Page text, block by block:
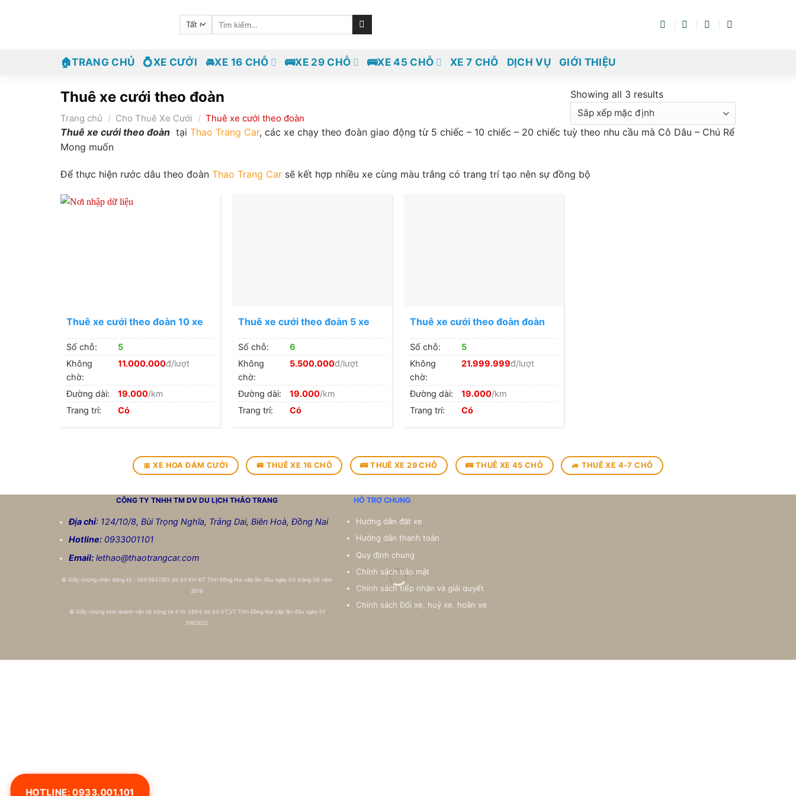
Tìm
🏠TRANG CHỦ 💍XE CƯỚI 🚘XE 16 CHỖ 🚌XE 29 CHỖ 🚌XE 45 CHỖ XE 7 CHỖ DỊCH VỤ GIỚI THIỆU
Thuê xe cưới theo đoàn
Trang chủ / Cho Thuê Xe Cưới / Thuê xe cưới theo đoàn
Showing all 3 results
Thuê xe cưới theo đoàn tại Thao Trang Car, các xe chạy theo đoàn giao động từ 5 chiếc – 10 chiếc – 20 chiếc tuỳ theo nhu cầu mà Cô Dâu – Chú Rể
Mong muốn
Để thực hiện rước dâu theo đoàn Thao Trang Car sẽ kết hợp nhiều xe cùng màu trắng có trang trí tạo nên sự đồng bộ
Thuê xe cưới theo đoàn 10 xe
Số chỗ:
5
Không
chờ:
11.000.000đ/lượt
Đường dài: 19.000/km
Trang trí:
Có
Thuê xe cưới theo đoàn 5 xe
Số chỗ:
6
Không
chờ:
5.500.000đ/lượt
Đường dài: 19.000/km
Trang trí:
Có
Thuê xe cưới theo đoàn đoàn
Số chỗ:
5
Không
chờ:
21.999.999đ/lượt
Đường dài: 19.000/km
Trang trí:
Có
🎀 XE HOA ĐÁM CƯỚI 🚐 THUÊ XE 16 CHỖ 🚌 THUÊ XE 29 CHỖ 🚌 THUÊ XE 45 CHỖ 🚙 THUÊ XE 4-7 CHỖ
CÔNG TY TNHH TM DV DU LỊCHTHẢO TRANG
Địa chỉ: 124/10/8, Bùi Trọng Nghĩa, Trảng Dai, Biên Hoà, Đồng Nai
Hotline: 0933001101
Email: lethao@thaotrangcar.com
© Giấy chứng nhận đăng ký : 3603647201 do Sở KH-ĐT Tỉnh Đồng Nai cấp lần đầu ngày 03 tháng 06 năm
2019
©Giấy chứng kinh doanh vận tải bằng xe ô tô: 0884 do Sở GT_VT Tỉnh Đồng Nai cấp lần đầu ngày 01
/08/2022
HỖ TRỢ CHUNG
Hướng dẫn đặt xe
Hướng dẫn thanh toán
Quy định chung
Chính sách bảo mật
Chính sách tiếp nhận và giải quyết
Chính sách Đổi xe, huỷ xe, hoãn xe
HOTLINE: 0933.001.101